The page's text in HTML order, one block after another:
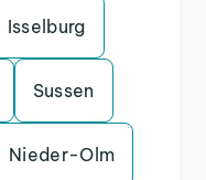
Isselburg
Sussen
Nieder-Olm